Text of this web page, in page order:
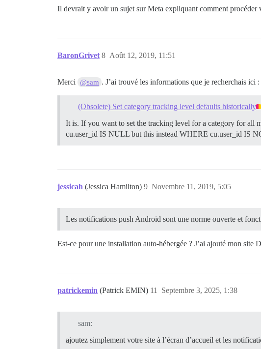
Il devrait y avoir un sujet sur Meta expliquant comment procéder
BaronGrivet Août 12, 2019, 11:51
8
Merci @sam . J’ai trouvé les informations que je recherchais ici :
(Obsolete) Set category tracking level defaults historically
It is. If you want to set the tracking level for a category for all
cu.user_id IS NULL but this instead WHERE cu.user_id IS
jessicah (Jessica Hamilton) Novembre 11, 2019, 5:05
9
Les notifications push Android sont une norme ouverte et
Est-ce pour une installation auto-hébergée ? J’ai ajouté mon site
patrickemin (Patrick EMIN) Septembre 3, 2025, 1:38
11
sam:
ajoutez simplement votre site à l’écran d’accueil et les